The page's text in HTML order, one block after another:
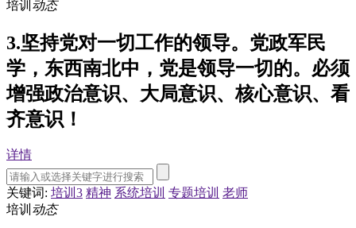
培训 动态
3.坚持党对一切工作的领导。党政军民
学，东西南北中，党是领导一切的。必须
增强政治意识、大局意识、核心意识、看
齐意识！
详情
关键词: 培训3 精神 系统培训 专题培训 老师
培训 动态